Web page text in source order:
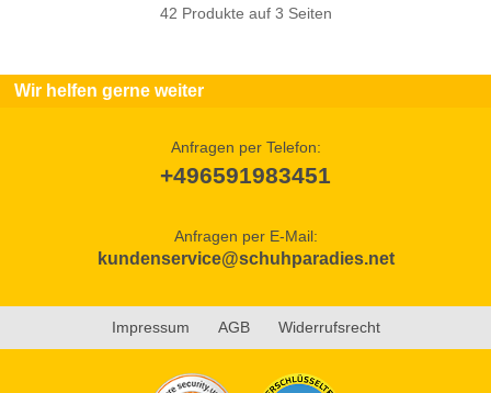
42 Produkte auf 3 Seiten
Wir helfen gerne weiter
Anfragen per Telefon:
+496591983451
Anfragen per E-Mail:
kundenservice@schuhparadies.net
Impressum AGB Widerrufsrecht